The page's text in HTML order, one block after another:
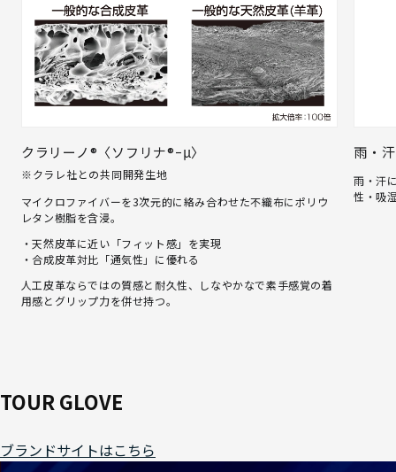
クラリーノ®〈ソフリナ®ｰμ〉
※クラレ社との共同開発生地
マイクロファイバーを3次元的に絡み合わせた不織布にポリウ
レタン樹脂を含浸。
・天然皮革に近い「フィット感」を実現
・合成皮革対比「通気性」に優れる
人工皮革ならではの質感と耐久性、しなやかなで素手感覚の着
用感とグリップ力を併せ持つ。
雨・
雨・汗
性・吸
TOUR GLOVE
ブランドサイトはこちら